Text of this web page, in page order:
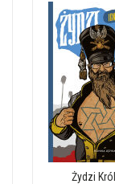
Żydzi